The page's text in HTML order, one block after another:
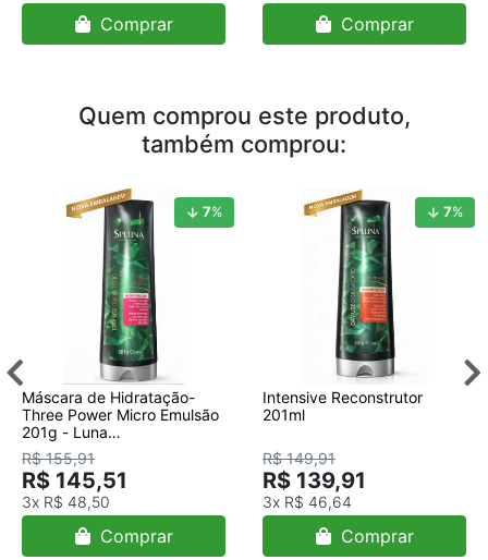
Comprar Comprar
Quem comprou este produto,
também comprou:
7%
Máscara de Hidratação-
Three Power Micro Emulsão
201g - Luna
System/Máscaras capilares
R$ 155,91
R$ 145,51
3x R$ 48,50
Comprar
7%
Intensive Reconstrutor
201ml
R$ 149,91
R$ 139,91
3x R$ 46,64
Comprar